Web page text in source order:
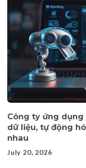
Công ty ứng dụng
dữ liệu, tự động
nhau
July 20, 2026